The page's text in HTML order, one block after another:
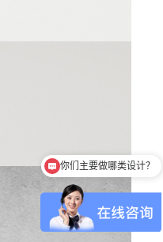
你们是怎么收费的？